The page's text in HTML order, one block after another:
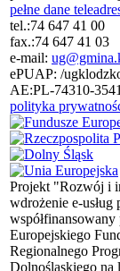
pełne dane
tel.:74 647 41 00
fax.:74 647 41 03
e-mail:
ePUAP: /
AE:PL-74310-
polityka
Projekt "Rozwój i
wdrożenie e-
Europejskiego
Regionalnego
Dolnośląskiego na